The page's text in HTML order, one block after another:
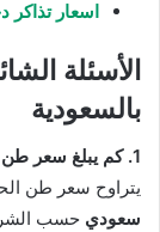
اسعار تذاكر
الأسئلة
بالسعودية
1. كم يبلغ سعر طن الحديد اليوم في السعودية؟
يتراوح سعر طن
سعودي حسب